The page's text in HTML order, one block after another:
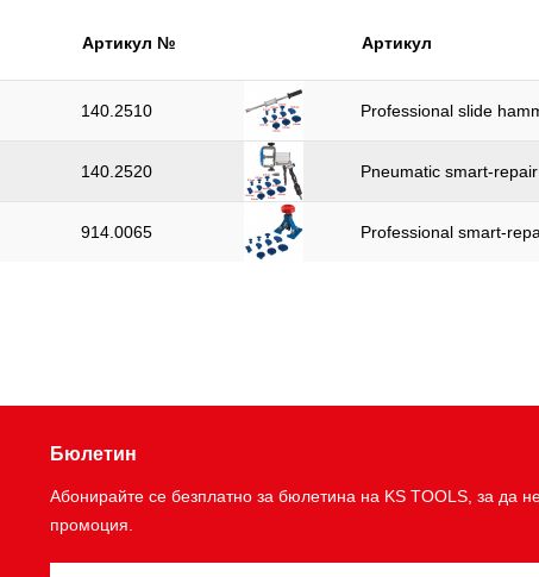
Артикул № Артикул
140.2510 Professional slide
140.2520 Pneumatic smart-
914.0065 Professional smart-
Бюлетин
Абонирайте се безплатно за бюлетина на KS TOOLS, за да
промоция.